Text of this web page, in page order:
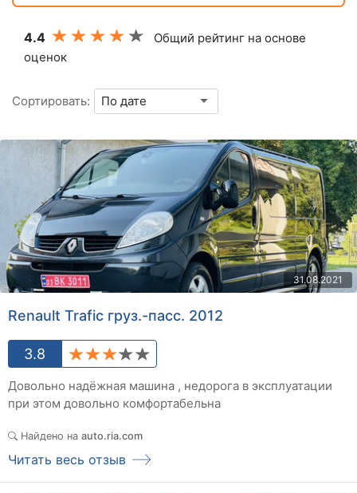
4.4
Общий рейтинг на основе
оценок
Сортировать:
31.08.2021
Renault Trafic груз.-пасс. 2012
3.8
Довольно надёжная машина , недорога в эксплуатации
при этом довольно комфортабельна
Найдено на auto.ria.com
Читать весь отзыв